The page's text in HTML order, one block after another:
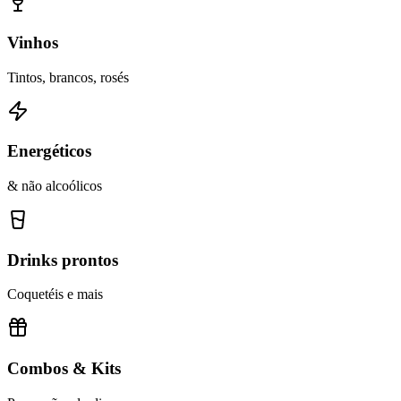
Vinhos
Tintos, brancos, rosés
Energéticos
& não alcoólicos
Drinks prontos
Coquetéis e mais
Combos & Kits